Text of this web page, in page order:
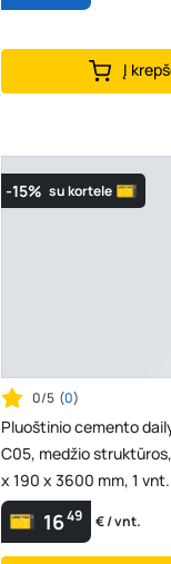
Į
-15% su kortele
0/5 (0)
Pluoštinio cemento
C05, medžio
x 190 x 3600 mm, 1
mineralų šv...
1649 € / vnt.